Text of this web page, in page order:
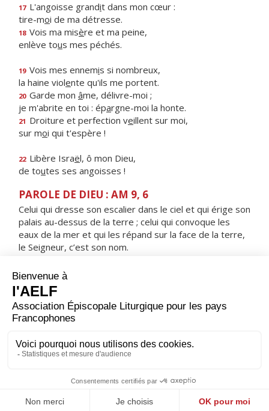
17 L'angoisse grandit dans mon cœur :
tire-moi de ma détresse.
18 Vois ma misère et ma peine,
enlève tous mes péchés.
19 Vois mes ennemis si nombreux,
la haine violente qu'ils me portent.
20 Garde mon âme, délivre-moi ;
je m'abrite en toi : épargne-moi la honte.
21 Droiture et perfection veillent sur moi,
sur moi qui t'espère !
22 Libère Israël, ô mon Dieu,
de toutes ses angoisses !
PAROLE DE DIEU : AM 9, 6
Celui qui dresse son escalier dans le ciel et qui érige son
palais au-dessus de la terre ; celui qui convoque les
eaux de la mer et qui les répand sur la face de la terre,
le Seigneur, c’est son nom.
RÉPONS
V/ Les cieux proclament la gloire de Dieu,
le firmament raconte l'ouvrage de ses mains.
ORAISON
unique demeure devant nos yeux et nous foritifie dans